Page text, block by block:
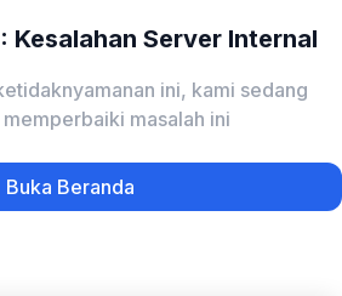
Kesalahan Server Internal
ini, kami sedang
masalah ini
Buka Beranda